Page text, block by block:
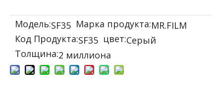
Модель:SF35 Марка продукта:MR.FILM
Код Продукта:SF35 цвет:Серый
Толщина:2 миллиона